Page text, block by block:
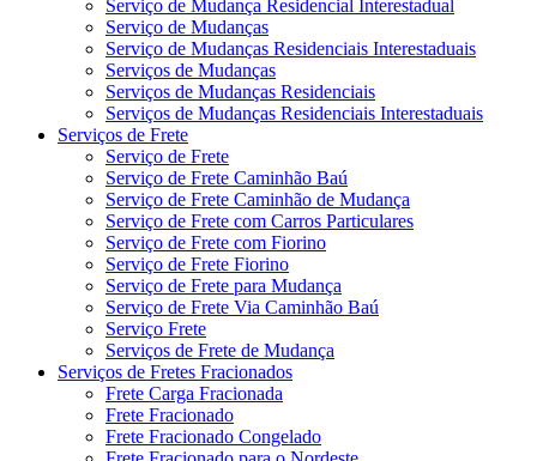
Serviço de Mudança Residencial Interestadual
Serviço de Mudanças
Serviço de Mudanças Residenciais Interestaduais
Serviços de Mudanças
Serviços de Mudanças Residenciais
Serviços de Mudanças Residenciais Interestaduais
Serviços de Frete
Serviço de Frete
Serviço de Frete Caminhão Baú
Serviço de Frete Caminhão de Mudança
Serviço de Frete com Carros Particulares
Serviço de Frete com Fiorino
Serviço de Frete Fiorino
Serviço de Frete para Mudança
Serviço de Frete Via Caminhão Baú
Serviço Frete
Serviços de Frete de Mudança
Serviços de Fretes Fracionados
Frete Carga Fracionada
Frete Fracionado
Frete Fracionado Congelado